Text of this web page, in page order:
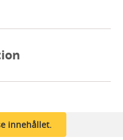
innehållet.